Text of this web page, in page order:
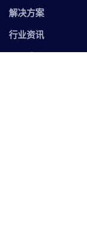
解决方案
行业资讯